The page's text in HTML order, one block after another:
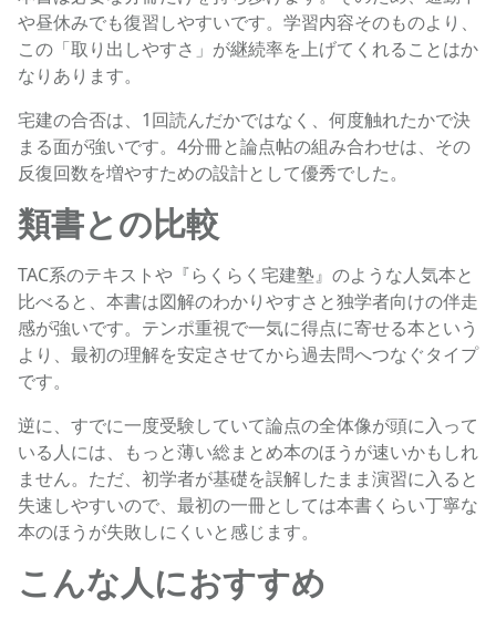
や昼休みでも復習しやすいです。学習内容そのものより、
この「取り出しやすさ」が継続率を上げてくれることはか
なりあります。
宅建の合否は、1回読んだかではなく、何度触れたかで決
まる面が強いです。4分冊と論点帖の組み合わせは、その
反復回数を増やすための設計として優秀でした。
類書との比較
TAC系のテキストや『らくらく宅建塾』のような人気本と
比べると、本書は図解のわかりやすさと独学者向けの伴走
感が強いです。テンポ重視で一気に得点に寄せる本という
より、最初の理解を安定させてから過去問へつなぐタイプ
です。
逆に、すでに一度受験していて論点の全体像が頭に入って
いる人には、もっと薄い総まとめ本のほうが速いかもしれ
ません。ただ、初学者が基礎を誤解したまま演習に入ると
失速しやすいので、最初の一冊としては本書くらい丁寧な
本のほうが失敗しにくいと感じます。
こんな人におすすめ